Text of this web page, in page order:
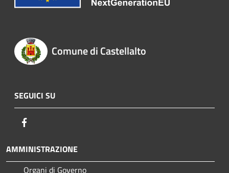
Comune di Castellalto
SEGUICI SU
AMMINISTRAZIONE
Organi di Governo